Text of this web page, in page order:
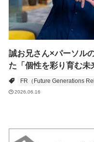
誠お兄さん×パーソル
た「個性を彩り育む
FR（Future Generations
2026.06.16